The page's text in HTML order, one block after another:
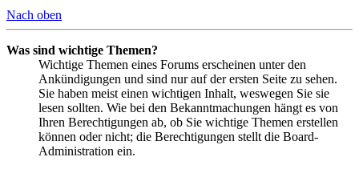
Nach oben
Was sind wichtige Themen?
Wichtige Themen eines Forums erscheinen unter den
Ankündigungen und sind nur auf der ersten Seite zu sehen.
Sie haben meist einen wichtigen Inhalt, weswegen Sie sie
lesen sollten. Wie bei den Bekanntmachungen hängt es von
Ihren Berechtigungen ab, ob Sie wichtige Themen erstellen
können oder nicht; die Berechtigungen stellt die Board-
Administration ein.